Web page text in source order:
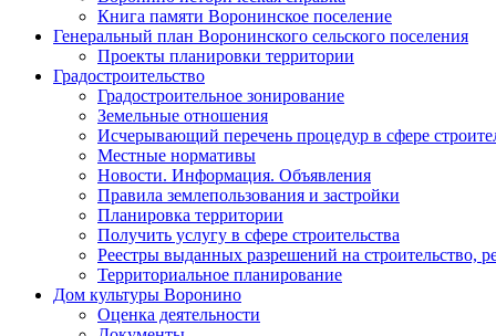
Книга памяти Воронинское поселение
Генеральный план Воронинского сельского поселения
Проекты планировки территории
Градостроительство
Градостроительное зонирование
Земельные отношения
Исчерывающий перечень процедур в сфере
Местные нормативы
Новости. Информация. Объявления
Правила землепользования и застройки
Планировка территории
Получить услугу в сфере строительства
Реестры выданных разрешений на строительство,
Территориальное планирование
Дом культуры Воронино
Оценка деятельности